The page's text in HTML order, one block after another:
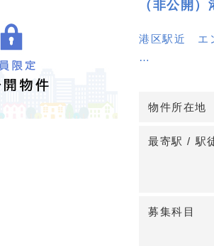
（非公開
港区駅近 エ
物件所在地
最寄駅 / 駅
募集科目